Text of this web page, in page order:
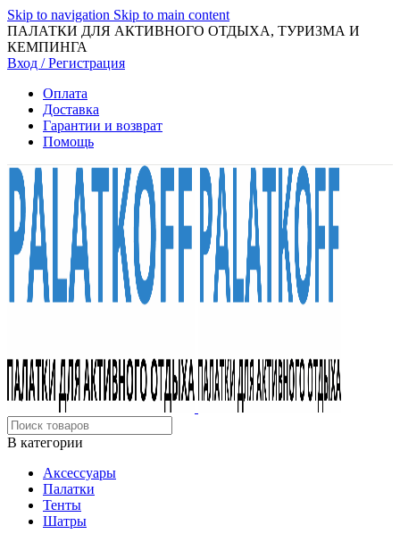
Skip to navigation Skip to main content
ПАЛАТКИ ДЛЯ АКТИВНОГО ОТДЫХА, ТУРИЗМА И
КЕМПИНГА
Вход / Регистрация
Оплата
Доставка
Гарантии и возврат
Помощь
В категории
Аксессуары
Палатки
Тенты
Шатры